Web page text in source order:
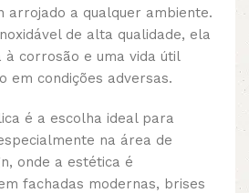
arrojado a qualquer ambiente.
de alta qualidade, ela
à corrosão e uma vida útil
em condições adversas.
é a escolha ideal para
na área de
onde a estética é
fachadas modernas, brises